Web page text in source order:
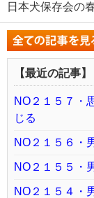
日本犬保存会の
【最近の記事】
NO２１５７・
じる
NO２１５６・
NO２１５５・
NO２１５４・